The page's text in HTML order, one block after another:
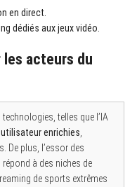
en direct.
dédiés aux jeux vidéo.
acteurs du
technologies, telles que l’IA
enrichies
De plus, l’essor des
répond à des niches de
de sports extrêmes